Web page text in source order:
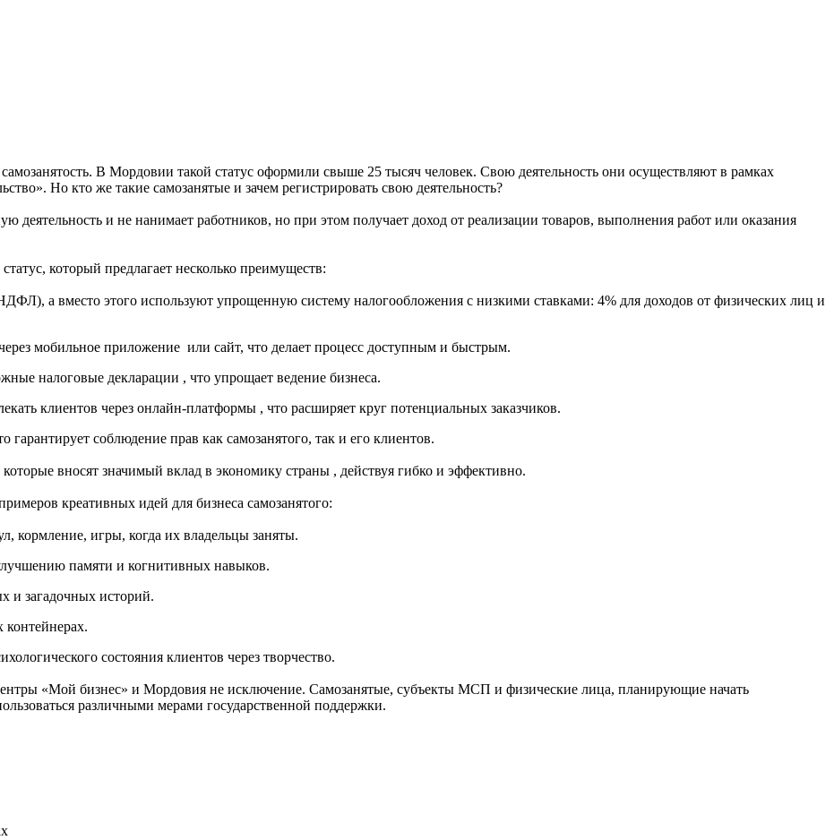
В Мордовии такой статус оформили свыше 25 тысяч человек. Свою деятельность они осуществляют в рамках
Но кто же такие самозанятые и зачем регистрировать свою деятельность?
деятельность и не нанимает работников, но при этом получает доход от реализации товаров, выполнения работ или оказания
который предлагает несколько преимуществ:
а вместо этого используют упрощенную систему налогообложения с низкими ставками: 4% для доходов от физических лиц и
мобильное приложение или сайт, что делает процесс доступным и быстрым.
налоговые декларации , что упрощает ведение бизнеса.
клиентов через онлайн-платформы , что расширяет круг потенциальных заказчиков.
гарантирует соблюдение прав как самозанятого, так и его клиентов.
вносят значимый вклад в экономику страны , действуя гибко и эффективно.
креативных идей для бизнеса самозанятого:
кормление, игры, когда их владельцы заняты.
памяти и когнитивных навыков.
и загадочных историй.
состояния клиентов через творчество.
«Мой бизнес» и Мордовия не исключение. Самозанятые, субъекты МСП и физические лица, планирующие начать
различными мерами государственной поддержки.